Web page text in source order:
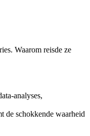
Waarom reisde ze
analyses,
de schokkende waarheid